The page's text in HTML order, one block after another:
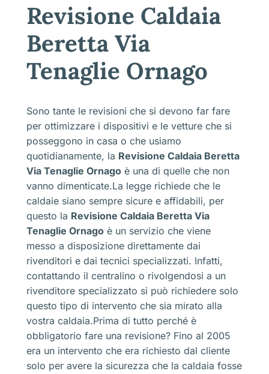
Revisione Caldaia
Beretta Via
Tenaglie Ornago
Sono tante le revisioni che si devono far fare
per ottimizzare i dispositivi e le vetture che si
posseggono in casa o che usiamo
quotidianamente, la Revisione Caldaia Beretta
Via Tenaglie Ornago è una di quelle che non
vanno dimenticate.La legge richiede che le
caldaie siano sempre sicure e affidabili, per
questo la Revisione Caldaia Beretta Via
Tenaglie Ornago è un servizio che viene
messo a disposizione direttamente dai
rivenditori e dai tecnici specializzati. Infatti,
contattando il centralino o rivolgendosi a un
rivenditore specializzato si può richiedere solo
questo tipo di intervento che sia mirato alla
vostra caldaia.Prima di tutto perché è
obbligatorio fare una revisione? Fino al 2005
era un intervento che era richiesto dal cliente
solo per avere la sicurezza che la caldaia fosse